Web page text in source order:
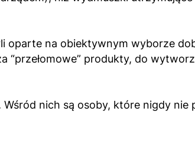
oparte na obiektywnym wyborze
produkty, do
nich są osoby, które nigdy nie